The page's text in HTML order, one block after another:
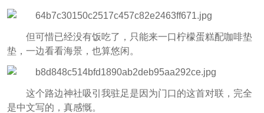
但可惜已经没有饭吃了，只能来一口柠檬蛋糕配咖啡垫
垫，一边看看海景，也算悠闲。
这个路边神社吸引我驻足是因为门口的这首对联，完全
是中文写的，真感慨。